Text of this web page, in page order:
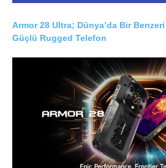
Armor 28 Ultra; Dünya’da Bir
Güçlü Rugged Telefon